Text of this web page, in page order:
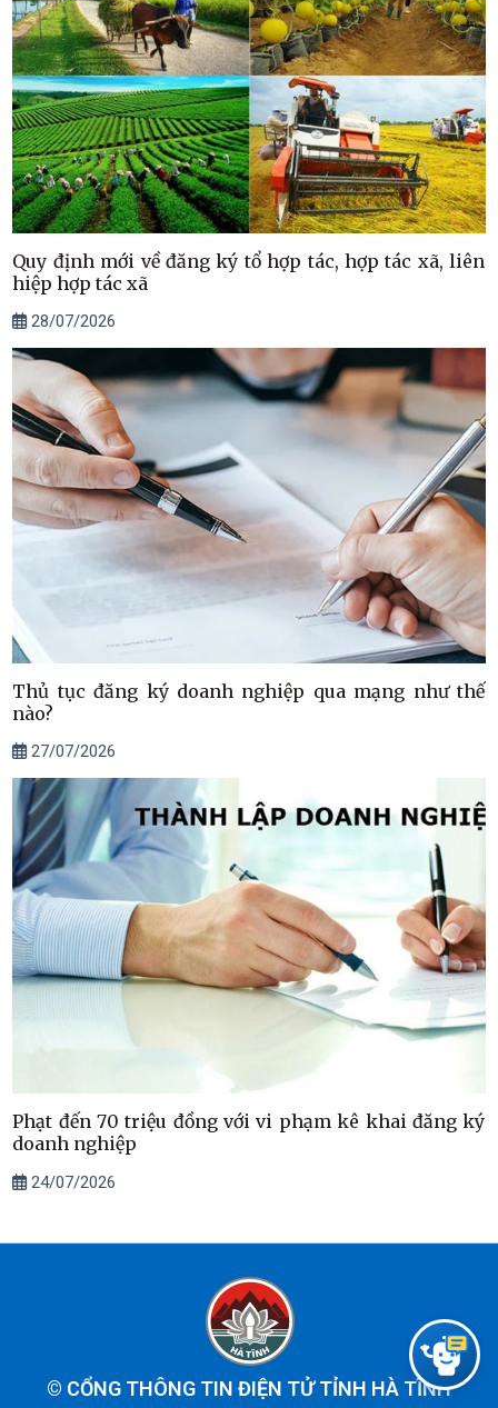
Quy định mới về đăng ký tổ hợp tác, hợp tác xã, liên
hiệp hợp tác xã
28/07/2026
Thủ tục đăng ký doanh nghiệp qua mạng như thế
nào?
27/07/2026
Phạt đến 70 triệu đồng với vi phạm kê khai đăng ký
doanh nghiệp
24/07/2026
© CỔNG THÔNG TIN ĐIỆN TỬ TỈNH HÀ TĨNH